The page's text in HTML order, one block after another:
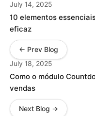
July 14, 2025
10 elementos
eficaz
← Prev Blog
July 18, 2025
Como o módulo
vendas
Next Blog →